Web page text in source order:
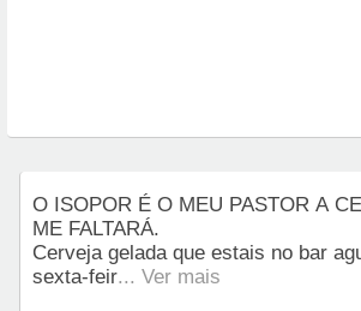
O ISOPOR É O MEU PASTOR A
ME FALTARÁ.
Cerveja gelada que estais no bar
sexta-feir... Ver mais